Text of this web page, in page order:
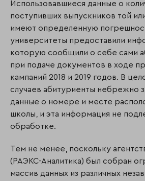
Использовавшиеся данные о
поступивших выпускников той
имеют определенную
университеты предоставили
которую сообщили о себе сами
при подаче документов в ходе
кампаний 2018 и 2019 годов. В
случаев абитуриенты небрежно
данные о номере и месте
школы, и эта информация не
обработке.
Тем не менее, поскольку
(РАЭКС-Аналитика) был собран
массив данных из различных